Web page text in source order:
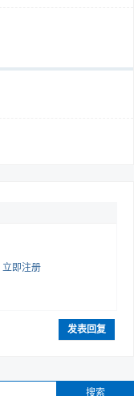
立即注册
发表回复
搜索